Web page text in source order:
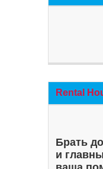
Rental
Брать
и